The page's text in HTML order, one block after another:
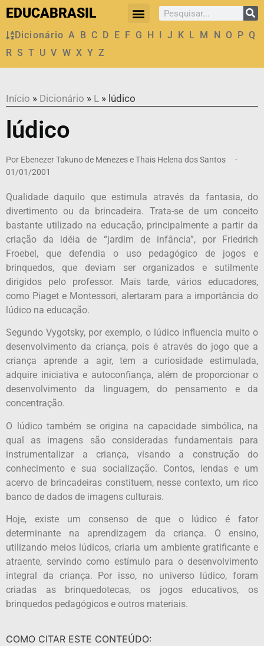
EDUCABRASIL
Dicionário A B C D E F G H I J K L M N O P Q
R S T U V W X Y Z
Início » Dicionário » L » lúdico
lúdico
Por Ebenezer Takuno de Menezes e Thais Helena dos Santos
-
01/01/2001
Qualidade daquilo que estimula através da fantasia, do
divertimento ou da brincadeira. Trata-se de um conceito
bastante utilizado na educação, principalmente a partir da
criação da idéia de “jardim de infância”, por Friedrich
Froebel, que defendia o uso pedagógico de jogos e
brinquedos, que deviam ser organizados e sutilmente
dirigidos pelo professor. Mais tarde, vários educadores,
como Piaget e Montessori, alertaram para a importância do
lúdico na educação.
Segundo Vygotsky, por exemplo, o lúdico influencia muito o
desenvolvimento da criança, pois é através do jogo que a
criança aprende a agir, tem a curiosidade estimulada,
adquire iniciativa e autoconfiança, além de proporcionar o
desenvolvimento da linguagem, do pensamento e da
concentração.
O lúdico também se origina na capacidade simbólica, na
qual as imagens são consideradas fundamentais para
instrumentalizar a criança, visando a construção do
conhecimento e sua socialização. Contos, lendas e um
acervo de brincadeiras constituem, nesse contexto, um rico
banco de dados de imagens culturais.
Hoje, existe um consenso de que o lúdico é fator
determinante na aprendizagem da criança. O ensino,
utilizando meios lúdicos, criaria um ambiente gratificante e
atraente, servindo como estímulo para o desenvolvimento
integral da criança. Por isso, no universo lúdico, foram
criadas as brinquedotecas, os jogos educativos, os
brinquedos pedagógicos e outros materiais.
COMO CITAR ESTE CONTEÚDO: